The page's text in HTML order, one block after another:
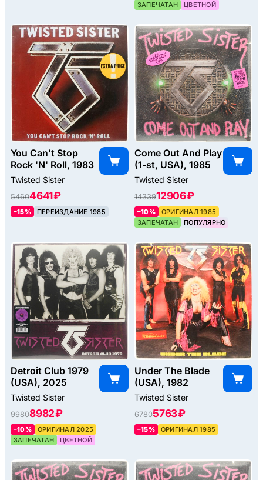
ЗАПЕЧАТАН
ЦВЕТНОЙ
You Can't Stop
Rock 'N' Roll, 1983
Twisted Sister
54604641 ₽
–15% ПЕРЕИЗДАНИЕ 1985
Come Out And Play
(1-st, USA), 1985
Twisted Sister
1433912906 ₽
–10%
ОРИГИНАЛ 1985
ЗАПЕЧАТАН
ПОПУЛЯРНО
Detroit Club 1979
(USA), 2025
Twisted Sister
99808982 ₽
–10%
ОРИГИНАЛ 2025
ЗАПЕЧАТАН
ЦВЕТНОЙ
Under The Blade
(USA), 1982
Twisted Sister
67805763 ₽
–15% ОРИГИНАЛ 1985